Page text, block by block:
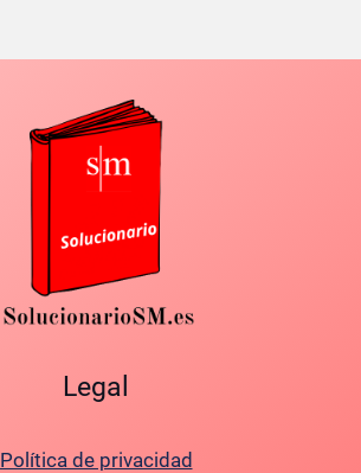
Legal
Política de privacidad